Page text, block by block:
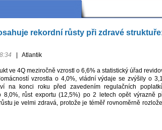
rekordní růsty při zdravé
Atlantik
ve 4Q meziročně vzrostl o 6,6% a statistický úřad
vzrostla o 4,0%, vládní výdaje se zvýšily o
na konci roku před zavedením regulačních
8,0%, růst exportu (12,5%) po 2 letech opět výrazně
je velmi zdravá, protože je téměř rovnoměrně